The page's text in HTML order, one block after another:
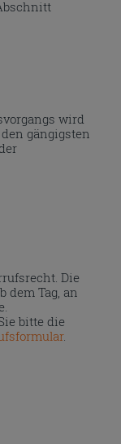
wird
gängigsten
Die
dem Tag, an
bitte die
.